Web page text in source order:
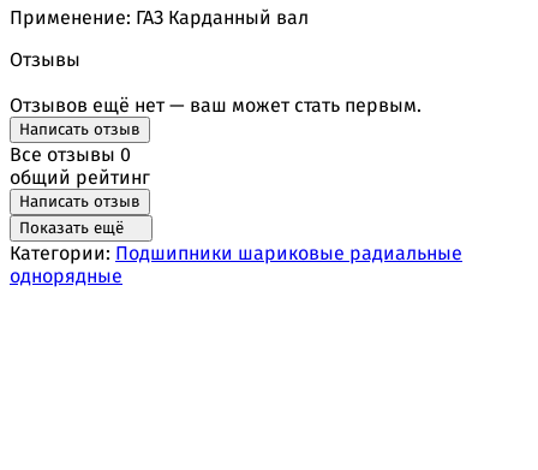
Применение: ГАЗ Карданный вал
Отзывы
Отзывов ещё нет — ваш может стать первым.
Написать отзыв
Все отзывы 0
общий рейтинг
Написать отзыв
Показать ещё
Категории: Подшипники шариковые радиальные
однорядные